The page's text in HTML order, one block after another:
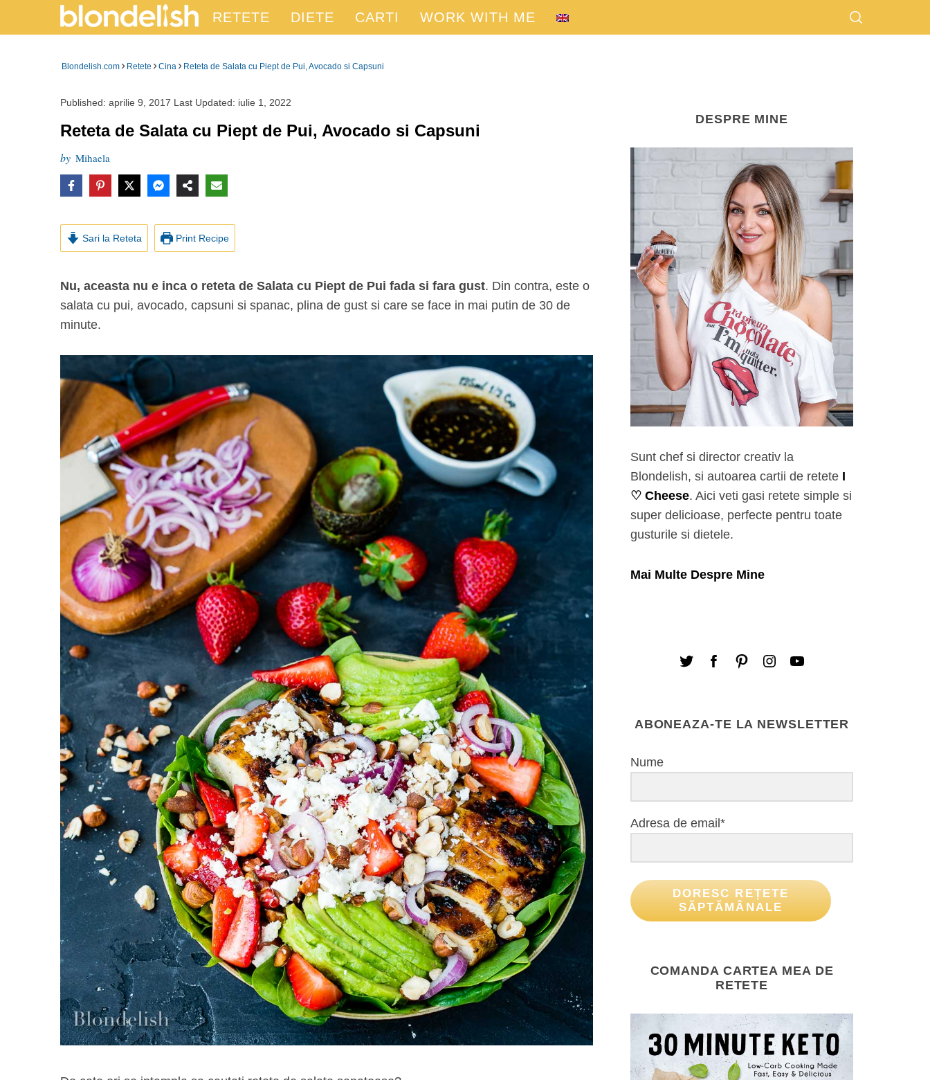
RETETE DIETE CARTI WORK WITH ME
Blondelish.com › Retete ›Cina › Reteta de Salata cu Piept de Pui, Avocado si Capsuni
Published: aprilie 9, 2017 Last Updated: iulie 1, 2022
Reteta de Salata cu Piept de Pui, Avocado si Capsuni
by Mihaela
Sari la Reteta Print Recipe
Nu, aceasta nu e inca o reteta de Salata cu Piept de Pui fada si fara gust. Din contra, este o
salata cu pui, avocado, capsuni si spanac, plina de gust si care se face in mai putin de 30 de
minute.
DESPRE MINE
Sunt chef si director creativ la
Blondelish, si autoarea cartii de retete I
♡ Cheese. Aici veti gasi retete simple si
super delicioase, perfecte pentru toate
gusturile si dietele.
Mai Multe Despre Mine
ABONEAZA-TE LA NEWSLETTER
Nume
Adresa de email*
DORESC REȚETE
SĂPTĂMÂNALE
COMANDA CARTEA MEA DE
RETETE